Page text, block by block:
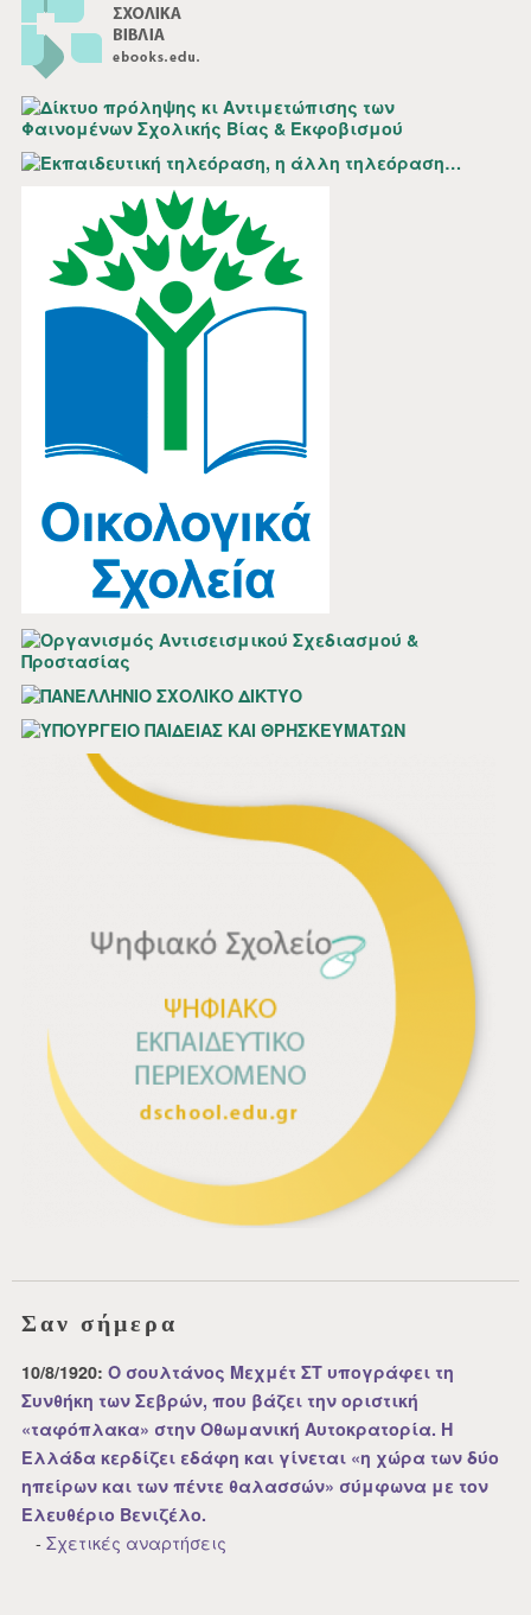
Σαν σήμερα
10/8/1920:Ο σουλτάνος Μεχμέτ ΣΤ υπογράφει τη
Συνθήκη των Σεβρών, που βάζει την οριστική
«ταφόπλακα» στην Οθωμανική Αυτοκρατορία. Η
Ελλάδα κερδίζει εδάφη και γίνεται «η χώρα των δύο
ηπείρων και των πέντε θαλασσών» σύμφωνα με τον
Ελευθέριο Βενιζέλο.
-Σχετικές αναρτήσεις